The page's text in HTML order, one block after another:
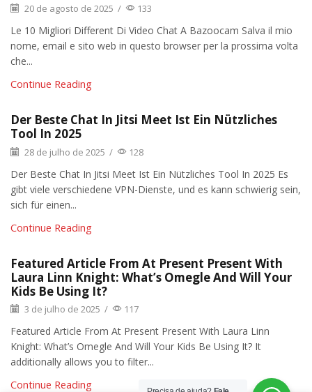
20 de agosto de 2025 / 133
Le 10 Migliori Different Di Video Chat A Bazoocam Salva il mio
nome, email e sito web in questo browser per la prossima volta
che...
Continue Reading
Der Beste Chat In Jitsi Meet Ist Ein Nützliches
Tool In 2025
28 de julho de 2025 / 128
Der Beste Chat In Jitsi Meet Ist Ein Nützliches Tool In 2025 Es
gibt viele verschiedene VPN-Dienste, und es kann schwierig sein,
sich für einen...
Continue Reading
Featured Article From At Present Present With
Laura Linn Knight: What’s Omegle And Will Your
Kids Be Using It?
3 de julho de 2025 / 117
Featured Article From At Present Present With Laura Linn
Knight: What’s Omegle And Will Your Kids Be Using It? It
additionally allows you to filter...
Continue Reading